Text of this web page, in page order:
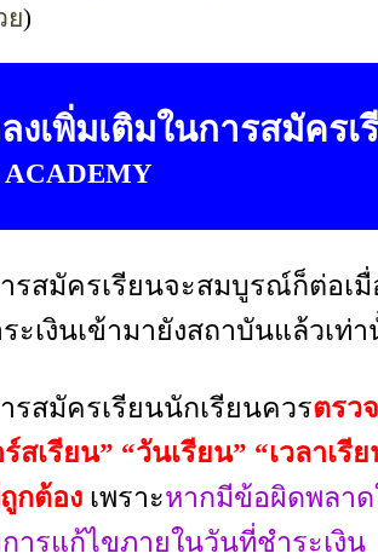
ย)
งเพิ่มเติมในการสมัครเ
ACADEMY
รสมัครเรียนจะสมบูรณ์ก็ต่อเมื่
ะเงินเข้ามายังสถาบันแล้วเท่
รสมัครเรียนนักเรียนควรตรว
สเรียน” “วันเรียน” “เวลาเรี
กต้อง เพราะหากมีข้อผิดพลาด
ารแก้ไขภายในวันที่ชำระเงิน